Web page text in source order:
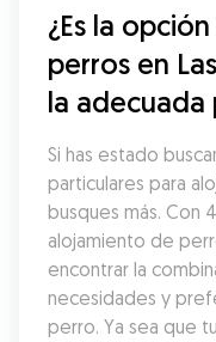
¿Es la
perros en
la adecuada
Si has estado
particulares para
busques más. Con
alojamiento de
encontrar la
necesidades y
perro. Ya sea que